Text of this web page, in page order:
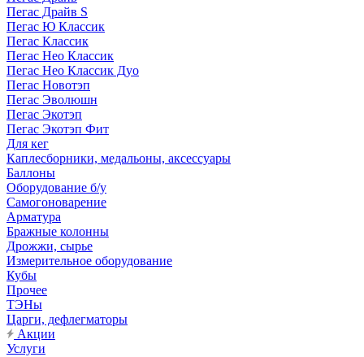
Пегас Драйв S
Пегас Ю Классик
Пегас Классик
Пегас Нео Классик
Пегас Нео Классик Дуо
Пегас Новотэп
Пегас Эволюшн
Пегас Экотэп
Пегас Экотэп Фит
Для кег
Каплесборники, медальоны, аксессуары
Баллоны
Оборудование б/у
Самогоноварение
Арматура
Бражные колонны
Дрожжи, сырье
Измерительное оборудование
Кубы
Прочее
ТЭНы
Царги, дефлегматоры
Акции
Услуги